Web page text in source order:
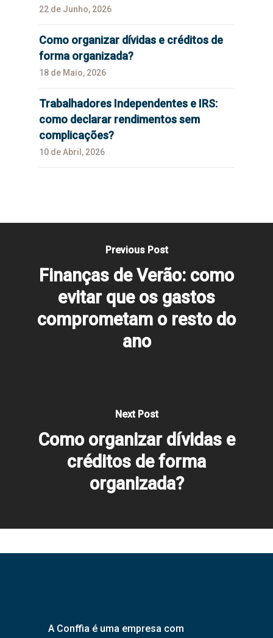
22 de Junho, 2026
Como organizar dívidas e créditos de
forma organizada?
18 de Maio, 2026
Trabalhadores Independentes e IRS:
como declarar rendimentos sem
complicações?
10 de Abril, 2026
Previous Post
Finanças de Verão: como
evitar que os gastos
comprometam o resto do
ano
Next Post
Como organizar dívidas e
créditos de forma
organizada?
A Conffia é uma empresa com